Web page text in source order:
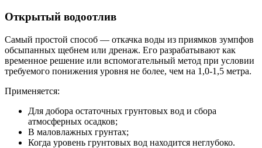
Открытый водоотлив
Самый простой способ — откачка воды из приямков зумпфов
обсыпанных щебнем или дренаж. Его разрабатывают как
временное решение или вспомогательный метод при условии
требуемого понижения уровня не более, чем на 1,0-1,5 метра.
Применяется:
Для добора остаточных грунтовых вод и сбора
атмосферных осадков;
В маловлажных грунтах;
Когда уровень грунтовых вод находится неглубоко.